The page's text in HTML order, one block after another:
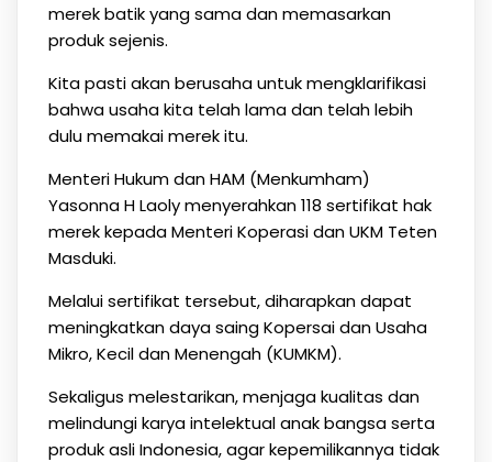
merek batik yang sama dan memasarkan
produk sejenis.
Kita pasti akan berusaha untuk mengklarifikasi
bahwa usaha kita telah lama dan telah lebih
dulu memakai merek itu.
Menteri Hukum dan HAM (Menkumham)
Yasonna H Laoly menyerahkan 118 sertifikat hak
merek kepada Menteri Koperasi dan UKM Teten
Masduki.
Melalui sertifikat tersebut, diharapkan dapat
meningkatkan daya saing Kopersai dan Usaha
Mikro, Kecil dan Menengah (KUMKM).
Sekaligus melestarikan, menjaga kualitas dan
melindungi karya intelektual anak bangsa serta
produk asli Indonesia, agar kepemilikannya tidak